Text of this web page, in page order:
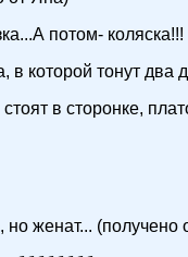
потом-
в которой тонут два
в сторонке,
женат... (получено